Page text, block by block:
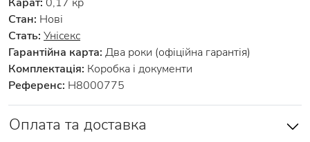
Стан: Нові
Стать: Унісекс
Гарантійна карта: Два роки (офіційна гарантія)
Комплектація: Коробка і документи
Референс: H8000775
Оплата та доставка